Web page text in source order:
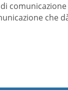
che